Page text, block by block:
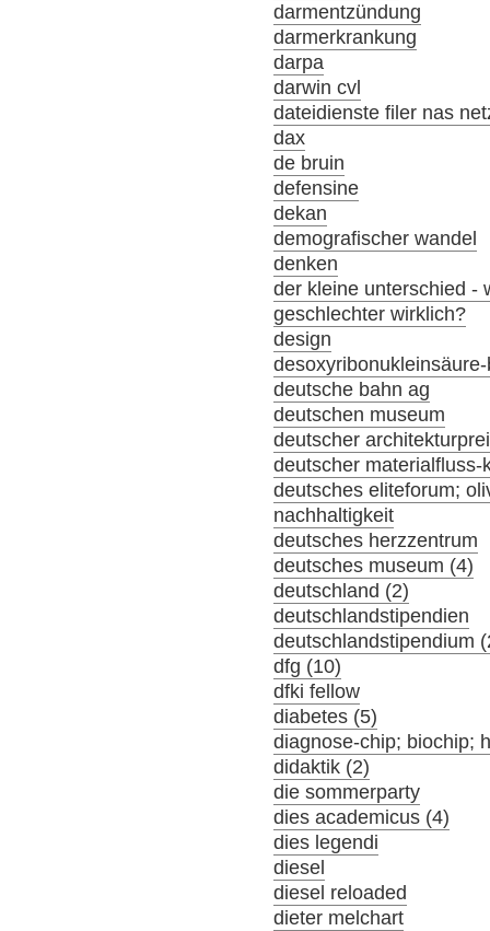
darmentzündung
darmerkrankung
darpa
darwin cvl
dateidienste filer nas
dax
de bruin
defensine
dekan
demografischer wandel
denken
der kleine unterschied -
geschlechter wirklich?
design
deutsche bahn ag
deutschen museum
deutscher
deutscher materialfluss-
deutsches eliteforum;
nachhaltigkeit
deutsches herzzentrum
deutsches museum (4)
deutschland (2)
deutschlandstipendien
deutschlandstipendium
dfg (10)
dfki fellow
diabetes (5)
diagnose-chip; biochip;
didaktik (2)
die sommerparty
dies academicus (4)
dies legendi
diesel
diesel reloaded
dieter melchart